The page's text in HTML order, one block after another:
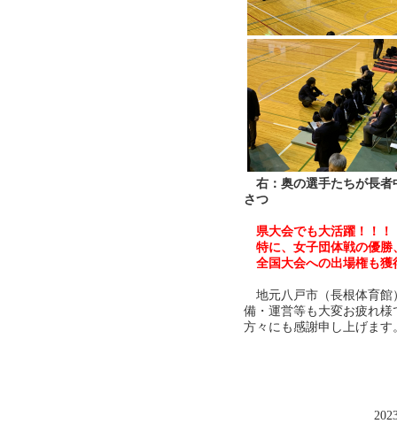
右：奥の選手たちが長者
さつ
県大会でも大活躍！！！
特に、女子団体戦の優勝
全国大会への出場権も獲
地元八戸市（長根体育館
備・運営等も大変お疲れ
方々にも感謝申し上げます